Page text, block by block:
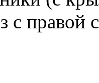
с правой